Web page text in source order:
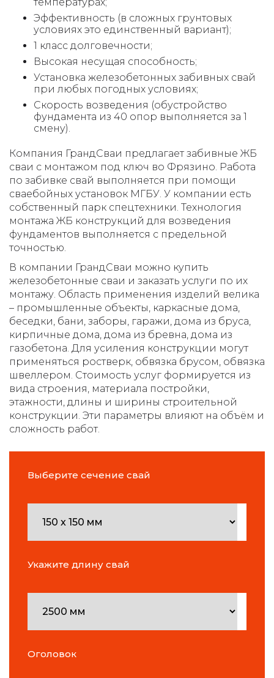
Эффективность (в сложных грунтовых
условиях это единственный вариант);
1 класс долговечности;
Высокая несущая способность;
Установка железобетонных забивных свай
при любых погодных условиях;
Скорость возведения (обустройство
фундамента из 40 опор выполняется за 1
смену).
Компания ГрандСваи предлагает забивные ЖБ
сваи с монтажом под ключ во Фрязино. Работа
по забивке свай выполняется при помощи
сваебойных установок МГБУ. У компании есть
собственный парк спецтехники. Технология
монтажа ЖБ конструкций для возведения
фундаментов выполняется с предельной
точностью.
В компании ГрандСваи можно купить
железобетонные сваи и заказать услуги по их
монтажу. Область применения изделий велика
– промышленные объекты, каркасные дома,
беседки, бани, заборы, гаражи, дома из бруса,
кирпичные дома, дома из бревна, дома из
газобетона. Для усиления конструкции могут
применяться ростверк, обвязка брусом, обвязка
швеллером. Стоимость услуг формируется из
вида строения, материала постройки,
этажности, длины и ширины строительной
конструкции. Эти параметры влияют на объём и
сложность работ.
Выберите сечение свай
Укажите длину свай
Оголовок